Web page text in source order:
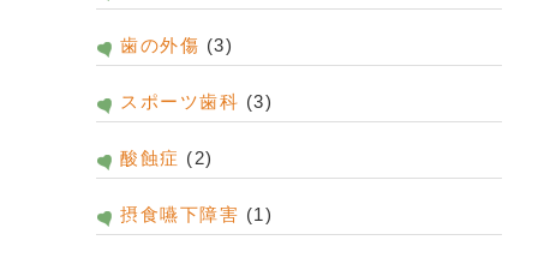
歯の外傷 (3)
スポーツ歯科 (3)
酸蝕症 (2)
摂食嚥下障害 (1)